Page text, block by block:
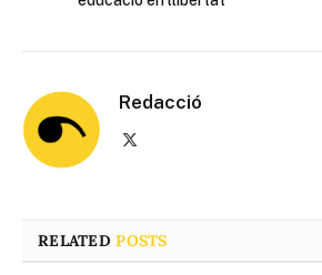
Redacció
RELATEDPOSTS